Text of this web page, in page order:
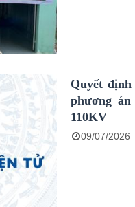
Quyết
phương
110KV
09/07/2026